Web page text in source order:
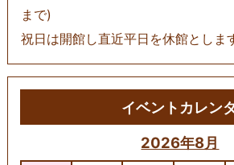
まで)
祝日は開館し直近平日を休館としま
イベントカレン
2026年8月